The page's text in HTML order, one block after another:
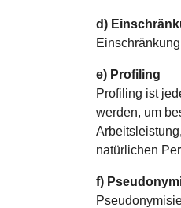
d)
e) Profiling
Profiling ist
werden, um
natürlichen
f)